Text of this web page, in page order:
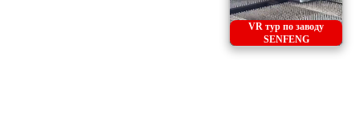
VR тур по заводу
SENFENG